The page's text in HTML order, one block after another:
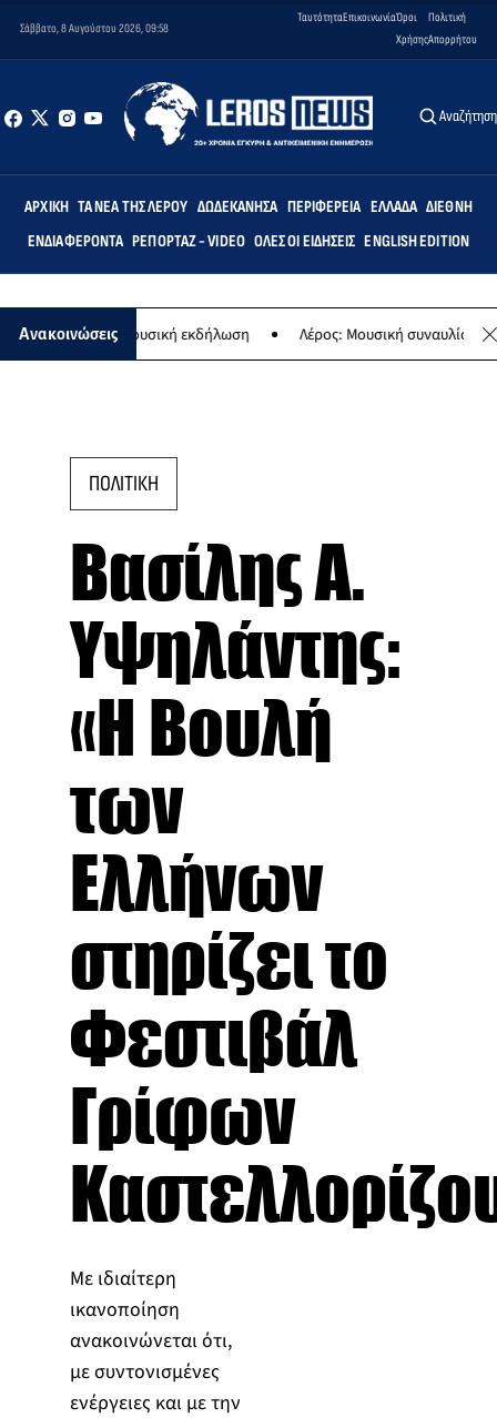
Σάββατο, 8 Αυγούστου 2026, 09:58
ΤαυτότηταΕπικοινωνίαΌροι
Χρήσης
Πολιτική
Απορρήτου
Αναζήτηση
ΑΡΧΙΚΉ ΤΑ ΝΈΑ ΤΗΣ ΛΈΡΟΥ ΔΩΔΕΚΆΝΗΣΑ ΠΕΡΙΦΈΡΕΙΑ ΕΛΛΆΔΑ ΔΙΕΘΝΉ
ΕΝΔΙΑΦΈΡΟΝΤΑ ΡΕΠΟΡΤΆΖ - VIDEO ΌΛΕΣ ΟΙ ΕΙΔΉΣΕΙΣ ENGLISH EDITION
Ανακοινώσεις- Μουσική εκδήλωση Λέρος: Μουσική συναυλία των
ΠΟΛΙΤΙΚΗ
Βασίλης Α.
Υψηλάντης:
«Η Βουλή
των
Ελλήνων
στηρίζει το
Φεστιβάλ
Γρίφων
Με ιδιαίτερη
ικανοποίηση
ανακοινώνεται ότι,
με συντονισμένες
ενέργειες και με την